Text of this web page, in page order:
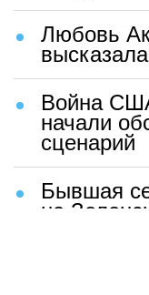
Любовь
Война
начали
сценарий
Бывшая
на